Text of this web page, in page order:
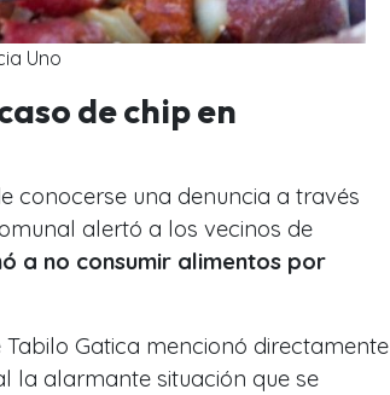
Uno
de chip en
conocerse una denuncia a través
alertó a los vecinos de
a no consumir alimentos por
Gatica mencionó directamente
la alarmante situación que se